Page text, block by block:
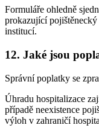
Formuláře ohledně
prokazující
institucí.
12. Jaké jsou
Správní poplatky se
Úhradu hospitalizace
případě neexistence
výloh v zahraničí